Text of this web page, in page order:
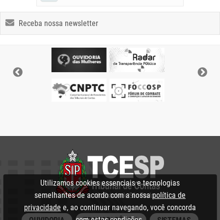
Receba nossa newsletter
Utilizamos cookies essenciais e tecnologias
semelhantes de acordo com a nossapolítica de
privacidade e, ao continuar navegando, você concorda